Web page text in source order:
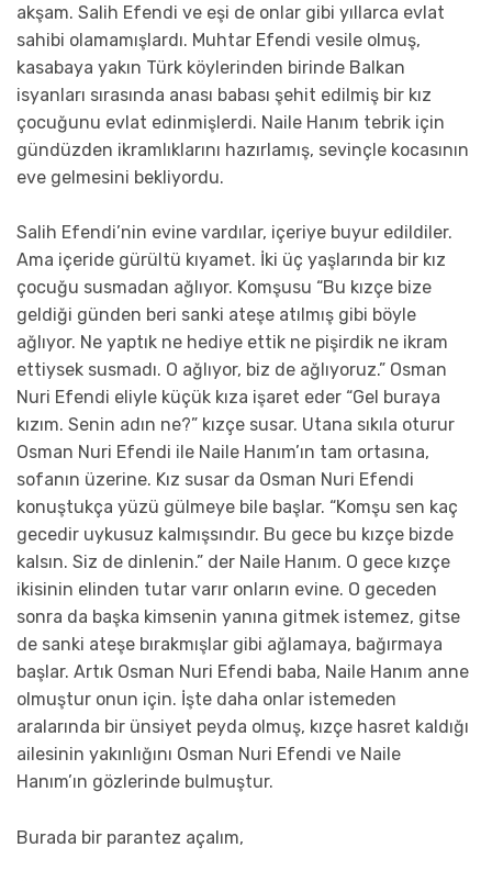
akşam. Salih Efendi ve eşi de onlar gibi yıllarca evlat
sahibi olamamışlardı. Muhtar Efendi vesile olmuş,
kasabaya yakın Türk köylerinden birinde Balkan
isyanları sırasında anası babası şehit edilmiş bir kız
çocuğunu evlat edinmişlerdi. Naile Hanım tebrik için
gündüzden ikramlıklarını hazırlamış, sevinçle kocasının
eve gelmesini bekliyordu.
Salih Efendi’nin evine vardılar, içeriye buyur edildiler.
Ama içeride gürültü kıyamet. İki üç yaşlarında bir kız
çocuğu susmadan ağlıyor. Komşusu “Bu kızçe bize
geldiği günden beri sanki ateşe atılmış gibi böyle
ağlıyor. Ne yaptık ne hediye ettik ne pişirdik ne ikram
ettiysek susmadı. O ağlıyor, biz de ağlıyoruz.” Osman
Nuri Efendi eliyle küçük kıza işaret eder “Gel buraya
kızım. Senin adın ne?” kızçe susar. Utana sıkıla oturur
Osman Nuri Efendi ile Naile Hanım’ın tam ortasına,
sofanın üzerine. Kız susar da Osman Nuri Efendi
konuştukça yüzü gülmeye bile başlar. “Komşu sen kaç
gecedir uykusuz kalmışsındır. Bu gece bu kızçe bizde
kalsın. Siz de dinlenin.” der Naile Hanım. O gece kızçe
ikisinin elinden tutar varır onların evine. O geceden
sonra da başka kimsenin yanına gitmek istemez, gitse
de sanki ateşe bırakmışlar gibi ağlamaya, bağırmaya
başlar. Artık Osman Nuri Efendi baba, Naile Hanım anne
olmuştur onun için. İşte daha onlar istemeden
aralarında bir ünsiyet peyda olmuş, kızçe hasret kaldığı
ailesinin yakınlığını Osman Nuri Efendi ve Naile
Hanım’ın gözlerinde bulmuştur.
Burada bir parantez açalım,